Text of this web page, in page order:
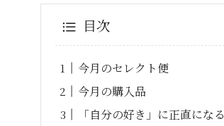
目次
今月のセレクト便
今月の購入品
「自分の好き」に正直になる